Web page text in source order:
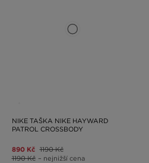
NIKE TAŠKA NIKE HAYWARD
PATROL CROSSBODY
890 Kč 1190 Kč
1190 Kč – nejnižší cena